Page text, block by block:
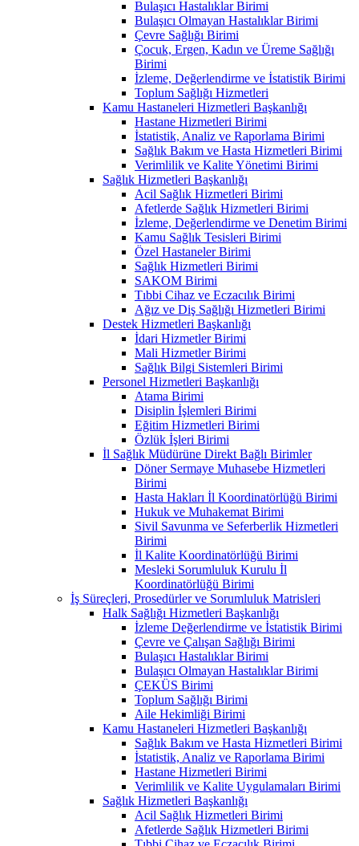
Bulaşıcı Hastalıklar Birimi
Bulaşıcı Olmayan Hastalıklar Birimi
Çevre Sağlığı Birimi
Çocuk, Ergen, Kadın ve Üreme Sağlığı
Birimi
İzleme, Değerlendirme ve İstatistik Birimi
Toplum Sağlığı Hizmetleri
Kamu Hastaneleri Hizmetleri Başkanlığı
Hastane Hizmetleri Birimi
İstatistik, Analiz ve Raporlama Birimi
Sağlık Bakım ve Hasta Hizmetleri Birimi
Verimlilik ve Kalite Yönetimi Birimi
Sağlık Hizmetleri Başkanlığı
Acil Sağlık Hizmetleri Birimi
Afetlerde Sağlık Hizmetleri Birimi
İzleme, Değerlendirme ve Denetim Birimi
Kamu Sağlık Tesisleri Birimi
Özel Hastaneler Birimi
Sağlık Hizmetleri Birimi
SAKOM Birimi
Tıbbi Cihaz ve Eczacılık Birimi
Ağız ve Diş Sağlığı Hizmetleri Birimi
Destek Hizmetleri Başkanlığı
İdari Hizmetler Birimi
Mali Hizmetler Birimi
Sağlık Bilgi Sistemleri Birimi
Personel Hizmetleri Başkanlığı
Atama Birimi
Disiplin İşlemleri Birimi
Eğitim Hizmetleri Birimi
Özlük İşleri Birimi
İl Sağlık Müdürüne Direkt Bağlı Birimler
Döner Sermaye Muhasebe Hizmetleri
Birimi
Hasta Hakları İl Koordinatörlüğü Birimi
Hukuk ve Muhakemat Birimi
Sivil Savunma ve Seferberlik Hizmetleri
Birimi
İl Kalite Koordinatörlüğü Birimi
Mesleki Sorumluluk Kurulu İl
Koordinatörlüğü Birimi
İş Süreçleri, Prosedürler ve Sorumluluk Matrisleri
Halk Sağlığı Hizmetleri Başkanlığı
İzleme Değerlendirme ve İstatistik Birimi
Çevre ve Çalışan Sağlığı Birimi
Bulaşıcı Hastalıklar Birimi
Bulaşıcı Olmayan Hastalıklar Birimi
ÇEKÜS Birimi
Toplum Sağlığı Birimi
Aile Hekimliği Birimi
Kamu Hastaneleri Hizmetleri Başkanlığı
Sağlık Bakım ve Hasta Hizmetleri Birimi
İstatistik, Analiz ve Raporlama Birimi
Hastane Hizmetleri Birimi
Verimlilik ve Kalite Uygulamaları Birimi
Sağlık Hizmetleri Başkanlığı
Acil Sağlık Hizmetleri Birimi
Afetlerde Sağlık Hizmetleri Birimi